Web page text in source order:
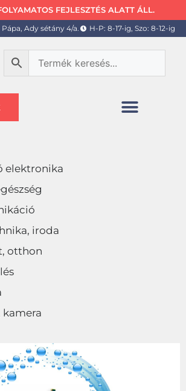
FEJLESZTÉS ALATT ÁLL.
Pápa, Ady sétány 4/a. H-P: 8-17-ig, Szo: 8-12-ig
elektronika
iroda
otthon
kamera